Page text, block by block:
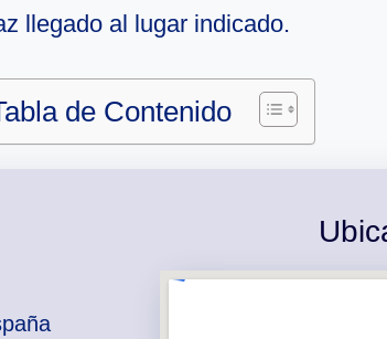
llegado al lugar indicado.
de Contenido